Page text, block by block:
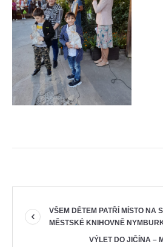
VŠEM DĚTEM PATŘÍ MÍSTO NA
MĚSTSKÉ KNIHOVNĚ
VÝLET DO JIČÍNA –